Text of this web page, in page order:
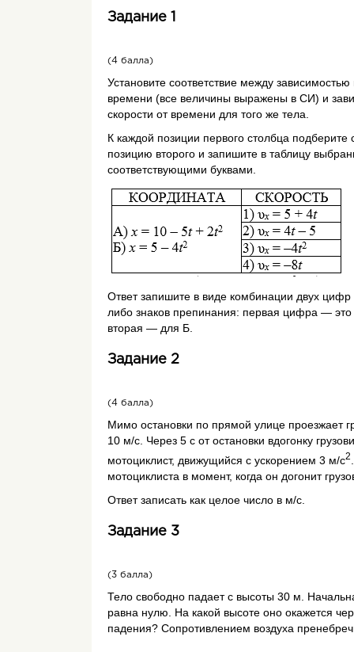
Задание 1
(4 балла)
Установите соответствие между
времени (все величины выражены в СИ) и
скорости от времени для того же тела.
К каждой позиции первого столбца подберите
позицию второго и запишите в таблицу
соответствующими буквами.
Ответ запишите в виде комбинации двух цифр
либо знаков препинания: первая цифра — это
вторая — для Б.
Задание 2
(4 балла)
Мимо остановки по прямой улице проезжает
10 м/с. Через 5 с от остановки вдогонку
мотоциклист, движущийся с ускорением 3 м/с2
мотоциклиста в момент, когда он догонит
Ответ записать как целое число в м/с.
Задание 3
(3 балла)
Тело свободно падает с высоты 30 м.
равна нулю. На какой высоте оно окажется
падения? Сопротивлением воздуха